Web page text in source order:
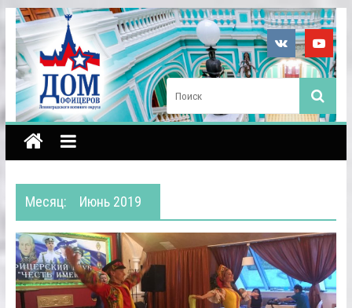
Месяц: Июнь 2019